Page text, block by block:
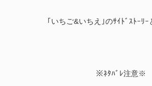
｢いちご&いちえ｣のｻｲﾄﾞｽﾄｰﾘｰ
※ﾈﾀﾊﾞﾚ注意※